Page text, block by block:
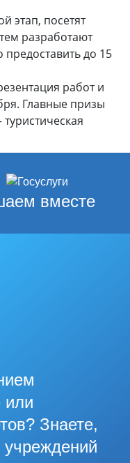
этап, посетят
разработают
до 15
работ и
Главные призы
вместе
или
Знаете,
учреждений